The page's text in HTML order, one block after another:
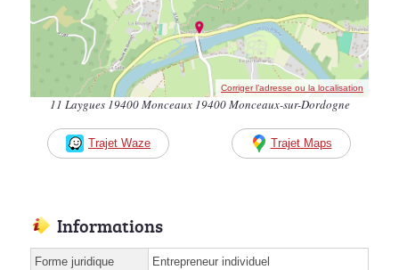
Corriger l’adresse ou la localisation
11 Laygues 19400 Monceaux 19400 Monceaux-sur-Dordogne
Trajet Waze Trajet Maps
Informations
Forme juridique Entrepreneur individuel